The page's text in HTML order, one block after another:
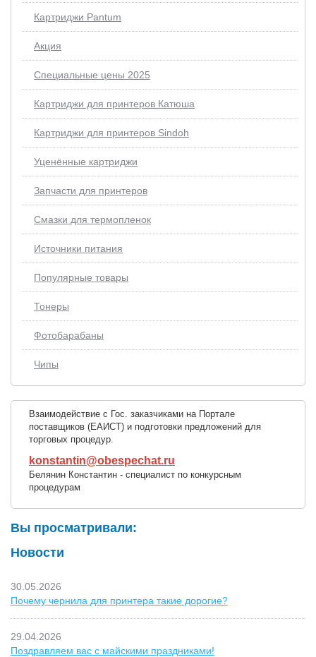
Картриджи Pantum
Акция
Специальные цены 2025
Картриджи для принтеров Катюша
Картриджи для принтеров Sindoh
Уценённые картриджи
Запчасти для принтеров
Смазки для термопленок
Источники питания
Популярные товары
Тонеры
Фотобарабаны
Чипы
Взаимодействие с Гос. заказчиками на Портале
поставщиков (ЕАИСТ) и подготовки предложений для
торговых процедур.
konstantin@obespechat.ru
Белянин Константин - специалист по конкурсным
процедурам
Вы просматривали:
Новости
30.05.2026
Почему чернила для принтера такие дорогие?
29.04.2026
Поздравляем вас с майскими праздниками!